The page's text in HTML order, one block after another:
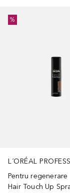
Pentru regenerare
%